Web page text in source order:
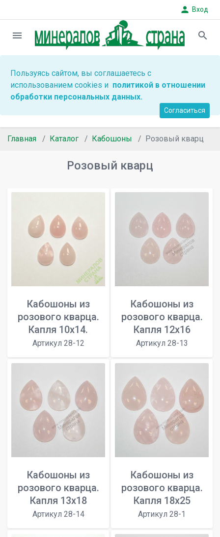
person Вход
menu search
Пользуясь сайтом, вы соглашаетесь с
использованием cookies и политикой в отношении
обработки персональных данных.
Согласиться
Главная Каталог Кабошоны Розовый кварц
Розовый кварц
Кабошоны из
розового кварца.
Капля 10x14.
Артикул 28-12
Кабошоны из
розового кварца.
Капля 12x16
Артикул 28-13
Кабошоны из
розового кварца.
Капля 13x18
Артикул 28-14
Кабошоны из
розового кварца.
Капля 18x25
Артикул 28-1